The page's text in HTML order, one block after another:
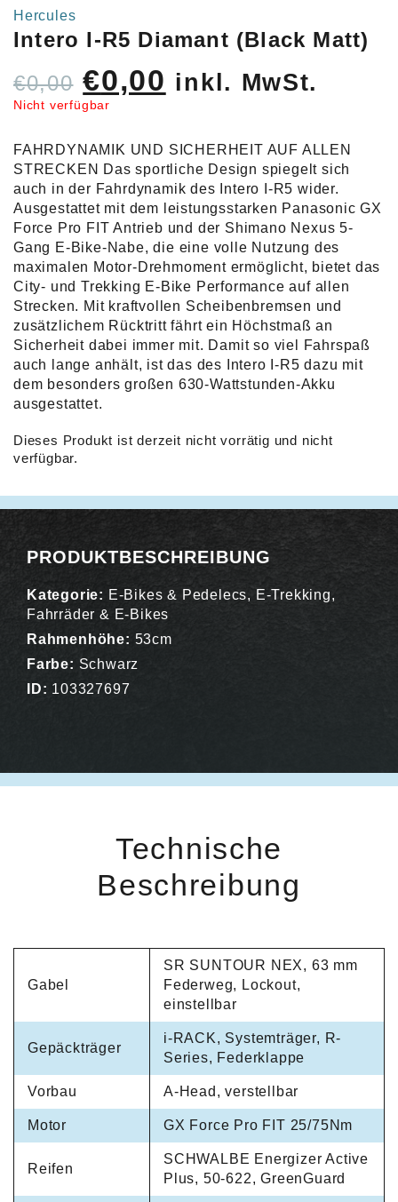
Hercules
Intero I-R5 Diamant (Black Matt)
€0,00 Ursprünglicher
Preis
€0,00
€0,00 Aktueller
Preis
€0,00.
inkl. MwSt.
Nicht verfügbar
FAHRDYNAMIK UND SICHERHEIT AUF ALLEN
STRECKEN Das sportliche Design spiegelt sich
auch in der Fahrdynamik des Intero I-R5 wider.
Ausgestattet mit dem leistungsstarken Panasonic GX
Force Pro FIT Antrieb und der Shimano Nexus 5-
Gang E-Bike-Nabe, die eine volle Nutzung des
maximalen Motor-Drehmoment ermöglicht, bietet das
City- und Trekking E-Bike Performance auf allen
Strecken. Mit kraftvollen Scheibenbremsen und
zusätzlichem Rücktritt fährt ein Höchstmaß an
Sicherheit dabei immer mit. Damit so viel Fahrspaß
auch lange anhält, ist das des Intero I-R5 dazu mit
dem besonders großen 630-Wattstunden-Akku
ausgestattet.
Dieses Produkt ist derzeit nicht vorrätig und nicht
verfügbar.
PRODUKTBESCHREIBUNG
Kategorie: E-Bikes & Pedelecs, E-Trekking,
Fahrräder & E-Bikes
Rahmenhöhe: 53cm
Farbe: Schwarz
ID: 103327697
Technische
Beschreibung
Gabel
SR SUNTOUR NEX, 63 mm
Federweg, Lockout,
einstellbar
Gepäckträger
i-RACK, Systemträger, R-
Series, Federklappe
Vorbau A-Head, verstellbar
Motor GX Force Pro FIT 25/75Nm
Reifen
SCHWALBE Energizer Active
Plus, 50-622, GreenGuard